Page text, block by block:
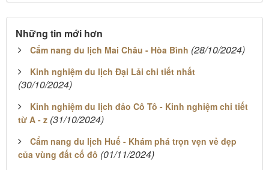
Những tin mới hơn
Cẩm nang du lịch Mai Châu - Hòa Bình (28/10/2024)
Kinh nghiệm du lịch Đại Lải chi tiết nhất
(30/10/2024)
Kinh nghiệm du lịch đảo Cô Tô - Kinh nghiệm chi tiết
từ A - z (31/10/2024)
Cẩm nang du lịch Huế - Khám phá trọn vẹn vẻ đẹp
của vùng đất cố đô (01/11/2024)